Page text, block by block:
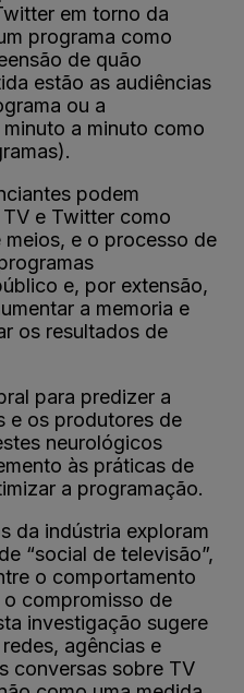
em torno da
programa como
de quão
estão as audiências
ou a
a minuto como
podem
e Twitter como
e o processo de
e, por extensão,
a memoria e
os resultados de
para predizer a
e os produtores de
neurológicos
às práticas de
a programação.
da indústria exploram
“social de televisão”,
o comportamento
compromisso de
investigação sugere
agências e
conversas sobre TV